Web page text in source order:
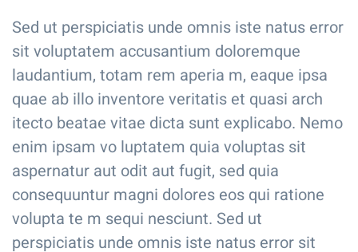
Sed ut perspiciatis unde omnis iste natus error
sit voluptatem accusantium doloremque
laudantium, totam rem aperia m, eaque ipsa
quae ab illo inventore veritatis et quasi arch
itecto beatae vitae dicta sunt explicabo. Nemo
enim ipsam vo luptatem quia voluptas sit
aspernatur aut odit aut fugit, sed quia
consequuntur magni dolores eos qui ratione
volupta te m sequi nesciunt. Sed ut
perspiciatis unde omnis iste natus error sit